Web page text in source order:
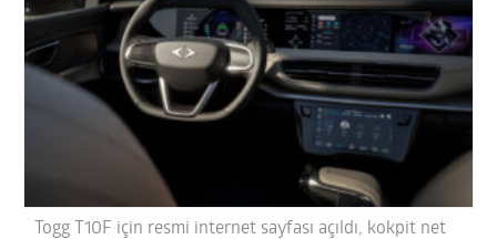
Togg T10F için resmi internet sayfası açıldı, kokpit net